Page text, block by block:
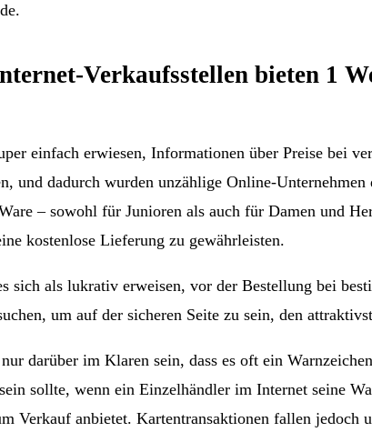
Verkaufsstellen bieten 1
einfach erwiesen, Informationen über Preise bei
und dadurch wurden unzählige Online-Unternehmen
– sowohl für Junioren als auch für Damen und
kostenlose Lieferung zu gewährleisten.
sich als lukrativ erweisen, vor der Bestellung bei
um auf der sicheren Seite zu sein, den
darüber im Klaren sein, dass es oft ein
sollte, wenn ein Einzelhändler im Internet seine
Verkauf anbietet. Kartentransaktionen fallen jedoch